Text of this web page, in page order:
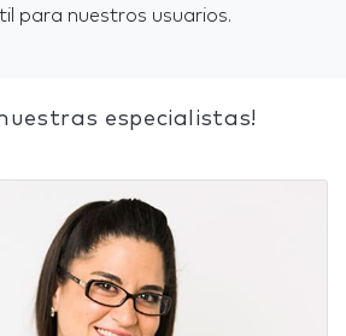
para nuestros usuarios.
especialistas!